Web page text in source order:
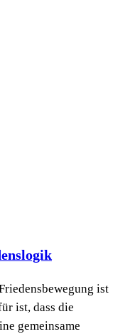
ist
ist, dass die
gemeinsame